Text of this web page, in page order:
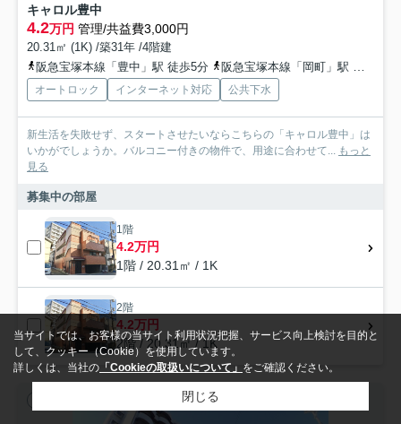
キャロル豊中
4.2万円 管理/共益費3,000円
20.31㎡ (1K) /築31年 /4階建
阪急宝塚本線「豊中」駅 徒歩5分
阪急宝塚本線「岡町」駅 徒歩10分
オートロック インターネット対応 公共下水
新生活を失敗せず、スタートさせたいならこちらの「キャロル豊中」は
いかがでしょうか。バルコニー付きの物件で、用途に合わせて...
もっと
見る
募集中の部屋
1階
4.2万円
1階 / 20.31㎡ / 1K
2階
4.2万円
2階 / 20.31㎡ / 1K
当サイトでは、お客様の当サイト利用状況把握、サービス向上検討を目的と
して、クッキー（Cookie）を使用しています。
詳しくは、当社の 「Cookieの取扱いについて」 をご確認ください。
閉じる